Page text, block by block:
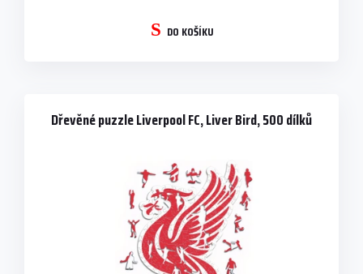
DO KOŠÍKU
Dřevěné puzzle Liverpool FC, Liver Bird, 500 dílků